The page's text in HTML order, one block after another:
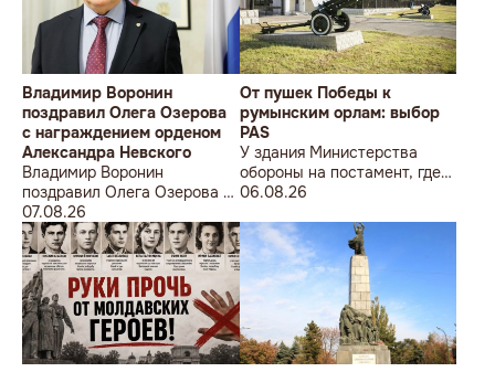
Владимир Воронин
поздравил Олега Озерова
с награждением орденом
Александра Невского
Владимир Воронин
поздравил Олега Озерова с
награждением орденом
Александра Невского
07.08.26
От пушек Победы к
румынским орлам: выбор
PAS
У здания Министерства
обороны на постамент, где
прежде стояла знаменитая
мужчина возложил букет
цветов.
06.08.26